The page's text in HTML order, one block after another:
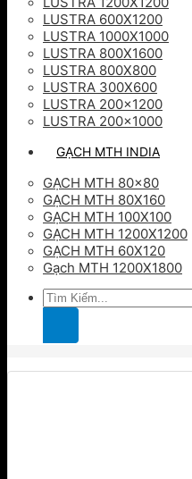
LUSTRA 600X1200
LUSTRA 1000X1000
LUSTRA 800X1600
LUSTRA 800X800
LUSTRA 300X600
LUSTRA 200×1200
LUSTRA 200×1000
GẠCH MTH INDIA
GẠCH MTH 80×80
GẠCH MTH 80X160
GẠCH MTH 100X100
GẠCH MTH 1200X1200
GẠCH MTH 60X120
Gạch MTH 1200X1800
Tìm
kiếm: